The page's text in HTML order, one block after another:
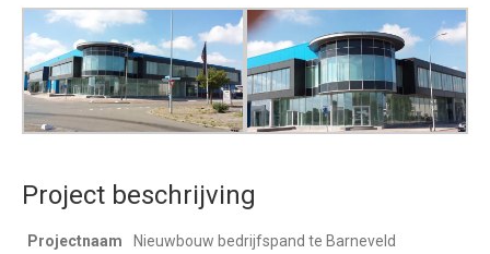
Project beschrijving
Projectnaam
Nieuwbouw bedrijfspand te Barneveld